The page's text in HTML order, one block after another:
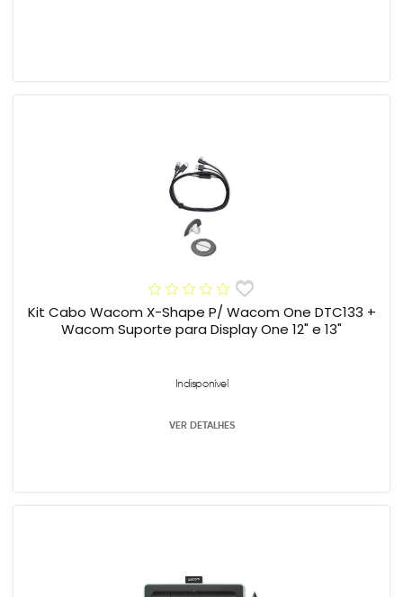
Kit Cabo Wacom X-Shape P/ Wacom One DTC133 +
Wacom Suporte para Display One 12" e 13"
Indisponível
VER DETALHES